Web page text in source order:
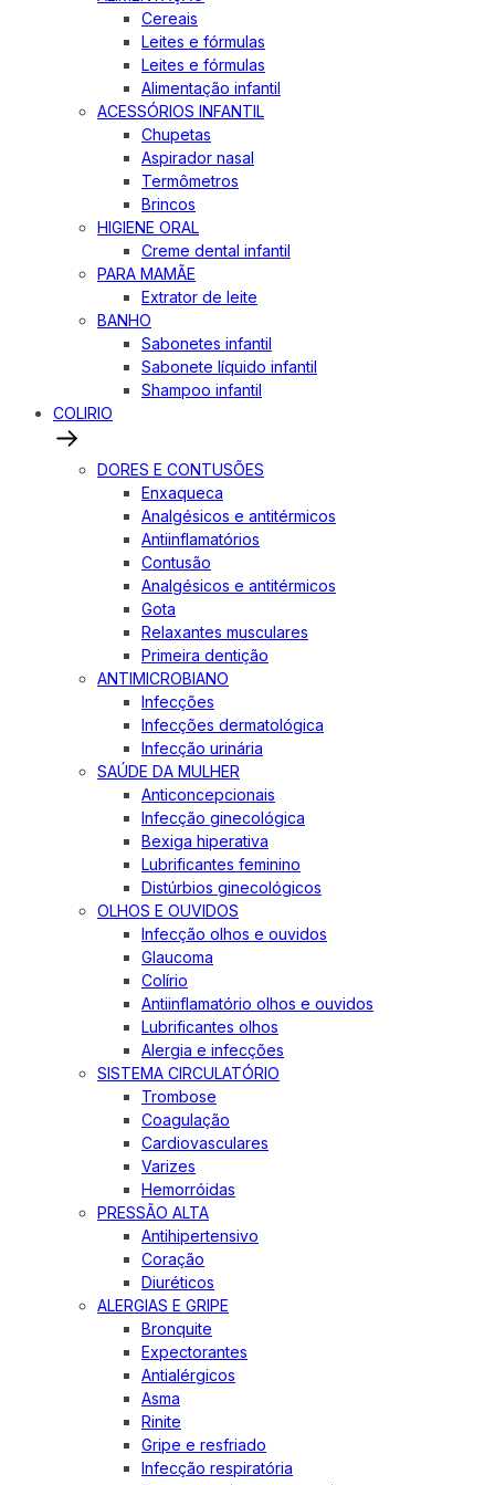
Cereais
Leites e fórmulas
Leites e fórmulas
Alimentação infantil
ACESSÓRIOS INFANTIL
Chupetas
Aspirador nasal
Termômetros
Brincos
HIGIENE ORAL
Creme dental infantil
PARA MAMÃE
Extrator de leite
BANHO
Sabonetes infantil
Sabonete líquido infantil
Shampoo infantil
COLIRIO
DORES E CONTUSÕES
Enxaqueca
Analgésicos e antitérmicos
Antiinflamatórios
Contusão
Analgésicos e antitérmicos
Gota
Relaxantes musculares
Primeira dentição
ANTIMICROBIANO
Infecções
Infecções dermatológica
Infecção urinária
SAÚDE DA MULHER
Anticoncepcionais
Infecção ginecológica
Bexiga hiperativa
Lubrificantes feminino
Distúrbios ginecológicos
OLHOS E OUVIDOS
Infecção olhos e ouvidos
Glaucoma
Colírio
Antiinflamatório olhos e ouvidos
Lubrificantes olhos
Alergia e infecções
SISTEMA CIRCULATÓRIO
Trombose
Coagulação
Cardiovasculares
Varizes
Hemorróidas
PRESSÃO ALTA
Antihipertensivo
Coração
Diuréticos
ALERGIAS E GRIPE
Bronquite
Expectorantes
Antialérgicos
Asma
Rinite
Gripe e resfriado
Infecção respiratória